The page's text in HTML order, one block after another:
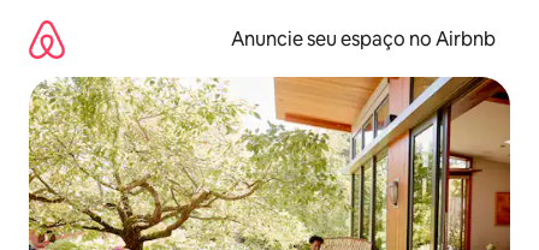
para
conteúdo
Anuncie seu espaço no Airbnb